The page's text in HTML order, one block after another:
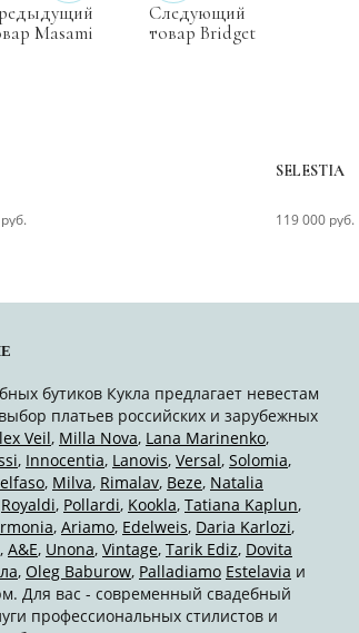
Masami
Следующий
товар Bridget
119 000 руб.
бутиков Кукла предлагает невестам
платьев российских и зарубежных
Veil, Milla Nova, Lana Marinenko,
, Innocentia, Lanovis, Versal, Solomia,
, Milva, Rimalav, Beze, Natalia
Royaldi, Pollardi, Kookla, Tatiana Kaplun,
, Ariamo, Edelweis, Daria Karlozi,
, A&Е, Unona, Vintage, Tarik Ediz, Dovita
, Oleg Baburow, Palladiamo Estelavia и
Для вас - современный свадебный
профессиональных стилистов и